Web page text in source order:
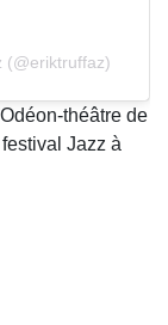
(@eriktruffaz)
théâtre de
Jazz à